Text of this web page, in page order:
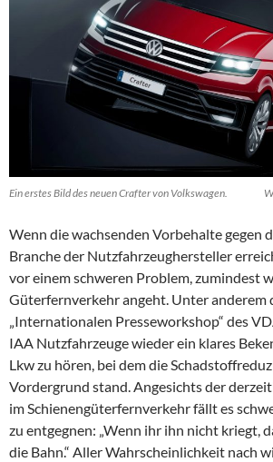
Ein erstes Bild des neuen Crafter von Volkswagen.
Wenn die wachsenden Vorbehalte gegen
Branche der Nutzfahrzeughersteller
vor einem schweren Problem, zumindest
Güterfernverkehr angeht. Unter anderem
„Internationalen Presseworkshop“ des
IAA Nutzfahrzeuge wieder ein klares
Lkw zu hören, bei dem die
Vordergrund stand. Angesichts der
im Schienengüterfernverkehr fällt es
zu entgegnen: „Wenn ihr ihn nicht kriegt,
die Bahn.“ Aller Wahrscheinlichkeit nach